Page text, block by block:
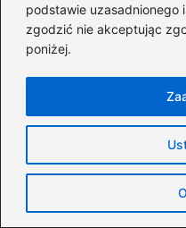
podstawie uzasadnionego
zgodzić nie akceptując
poniżej.
F
a
c
e
o
Pi
er
e
X R
d
t
Powiązane wpisy:
Czy
bezpieczne?
sukces
Czy inwestycja